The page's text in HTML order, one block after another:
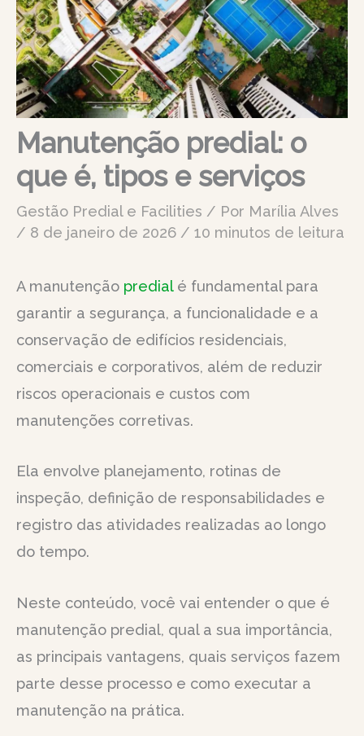
Manutenção predial: o
que é, tipos e serviços
Gestão Predial e Facilities / Por Marília Alves
/ 8 de janeiro de 2026 / 10 minutos de leitura
A manutenção predial é fundamental para
garantir a segurança, a funcionalidade e a
conservação de edifícios residenciais,
comerciais e corporativos, além de reduzir
riscos operacionais e custos com
manutenções corretivas.
Ela envolve planejamento, rotinas de
inspeção, definição de responsabilidades e
registro das atividades realizadas ao longo
do tempo.
Neste conteúdo, você vai entender o que é
manutenção predial, qual a sua importância,
as principais vantagens, quais serviços fazem
parte desse processo e como executar a
manutenção na prática.